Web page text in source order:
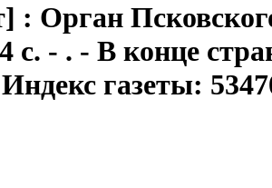
: Орган
с. - . - В конце
газеты: